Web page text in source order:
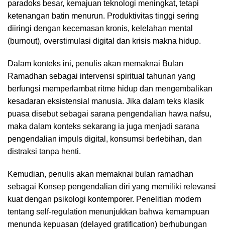
paradoks besar, kemajuan teknologi meningkat, tetapi
ketenangan batin menurun. Produktivitas tinggi sering
diiringi dengan kecemasan kronis, kelelahan mental
(burnout), overstimulasi digital dan krisis makna hidup.
Dalam konteks ini, penulis akan memaknai Bulan
Ramadhan sebagai intervensi spiritual tahunan yang
berfungsi memperlambat ritme hidup dan mengembalikan
kesadaran eksistensial manusia. Jika dalam teks klasik
puasa disebut sebagai sarana pengendalian hawa nafsu,
maka dalam konteks sekarang ia juga menjadi sarana
pengendalian impuls digital, konsumsi berlebihan, dan
distraksi tanpa henti.
Kemudian, penulis akan memaknai bulan ramadhan
sebagai Konsep pengendalian diri yang memiliki relevansi
kuat dengan psikologi kontemporer. Penelitian modern
tentang self-regulation menunjukkan bahwa kemampuan
menunda kepuasan (delayed gratification) berhubungan